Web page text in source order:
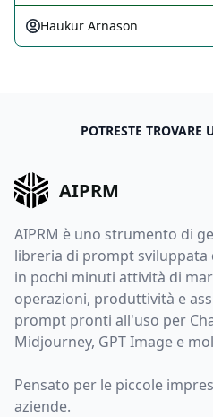
Haukur Arnason
POTRESTE
AIPRM
AIPRM è uno strumento di
libreria di prompt sviluppata
in pochi minuti attività di
operazioni, produttività e
prompt pronti all'uso per
Midjourney, GPT Image e
Pensato per le piccole
aziende.